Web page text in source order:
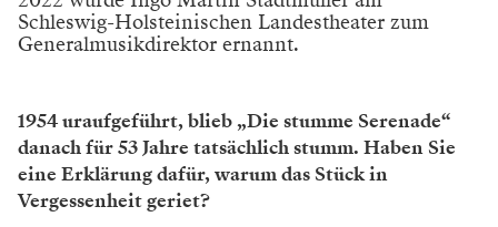
Schleswig-Holsteinischen Landestheater zum
Generalmusikdirektor ernannt.
1954 uraufgeführt, blieb „Die stumme Serenade“
danach für 53 Jahre tatsächlich stumm. Haben Sie
eine Erklärung dafür, warum das Stück in
Vergessenheit geriet?